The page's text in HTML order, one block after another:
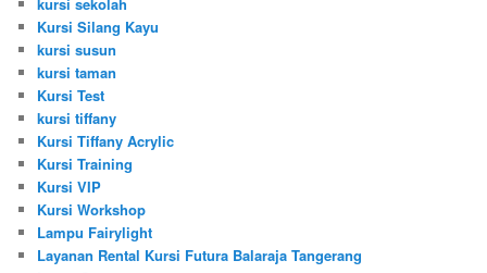
Kursi Silang Kayu
kursi susun
kursi taman
Kursi Test
kursi tiffany
Kursi Tiffany Acrylic
Kursi Training
Kursi VIP
Kursi Workshop
Lampu Fairylight
Layanan Rental Kursi Futura Balaraja Tangerang